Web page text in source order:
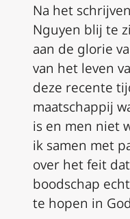
Na het
Nguyen blij te
aan de glorie
van het leven
deze recente
maatschappij
is en men niet
ik samen met
over het feit dat
boodschap
te hopen in